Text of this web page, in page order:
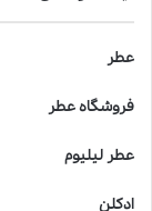
عطر
فروشگاه عطر
عطر لیلیوم
ادکلن